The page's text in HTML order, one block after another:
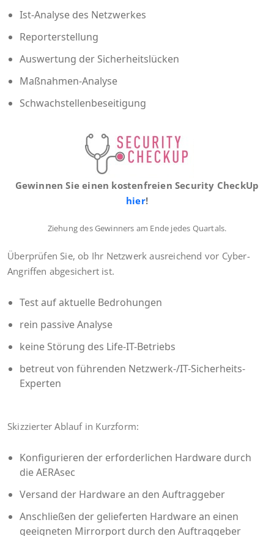
Ist-Ana­ly­se des Netzwerkes
Repor­ter­stel­lung
Aus­wer­tung der Sicherheitslücken
Maß­nah­men-Ana­ly­se
Schwach­stel­len­be­sei­ti­gung
Gewin­nen Sie einen kos­ten­frei­en Secu­ri­ty Check­Up
hier!
Zie­hung des Gewin­ners am Ende jedes Quartals.
Über­prü­fen Sie, ob Ihr Netz­werk aus­rei­chend vor Cyber-
Angrif­fen abge­si­chert ist.
Test auf aktu­el­le Bedrohungen
rein pas­si­ve Analyse
kei­ne Stö­rung des Life-IT-Betriebs
betreut von füh­ren­den Netz­werk-/IT-Sicher­heits-
Exper­ten
Skiz­zier­ter Ablauf in Kurzform:
Kon­fi­gu­rie­ren der erfor­der­li­chen Hard­ware durch
die AERAsec
Ver­sand der Hard­ware an den Auftraggeber
Anschlie­ßen der gelie­fer­ten Hard­ware an einen
geeig­ne­ten Mir­ror­port durch den Auftraggeber